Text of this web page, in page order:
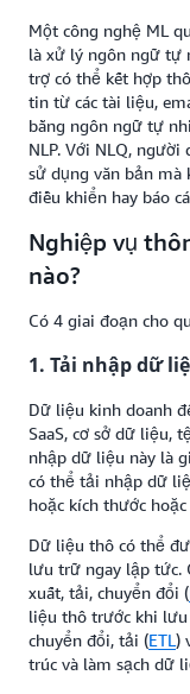
Một công nghệ ML
là xử lý ngôn ngữ tự
trợ có thể kết hợp
tin từ các tài liệu,
bằng ngôn ngữ tự
NLP. Với NLQ,
sử dụng văn bản mà
điều khiển hay báo
Nghiệp vụ
nào?
Có 4 giai đoạn cho
1. Tải nhập dữ
Dữ liệu kinh doanh
SaaS, cơ sở dữ liệu,
nhập dữ liệu này là
có thể tải nhập dữ
hoặc kích thước
Dữ liệu thô có thể
lưu trữ ngay lập tức.
xuất, tải, chuyển đổi (
liệu thô trước khi lưu
chuyển đổi, tải (ETL )
trúc và làm sạch dữ